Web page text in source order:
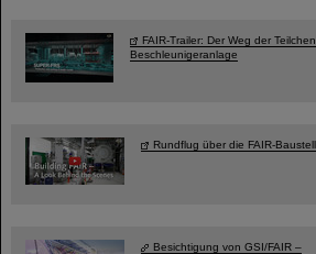
FAIR-Trailer: Der Weg der
Beschleunigeranlage
Rundflug über die FAIR-
Besichtigung von GSI/FAIR –